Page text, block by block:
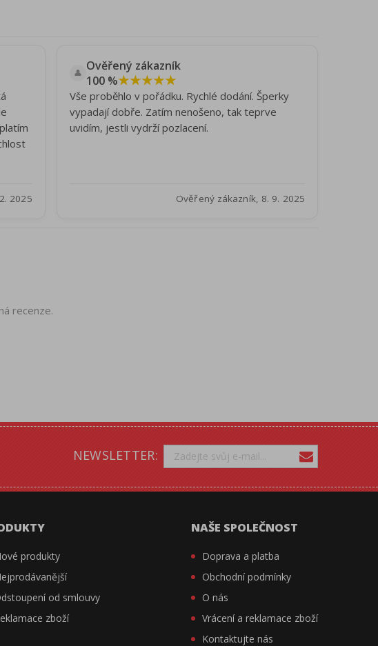
2025
👤 Ověřený zákazník
100 %★★★★★
Vše proběhlo v pořádku. Rychlé dodání. Šperky
vypadají dobře. Zatím nenošeno, tak teprve
uvidím, jestli vydrží pozlacení.
Ověřený zákazník, 8. 9. 2025
recenze.
NEWSLETTER:
produkty
od smlouvy
zboží
NAŠE SPOLEČNOST
Doprava a platba
Obchodní podmínky
O nás
Vrácení a reklamace zboží
Kontaktujte nás